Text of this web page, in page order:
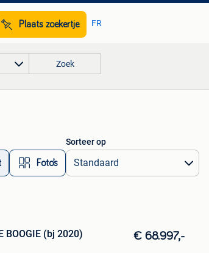
Plaats zoekertje FR
Zoek
Foto’s
Sorteer op
BOOGIE (bj 2020) € 68.997,-